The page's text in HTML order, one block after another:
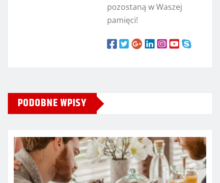
pozostaną w Waszej
pamięci!
PODOBNE WPISY